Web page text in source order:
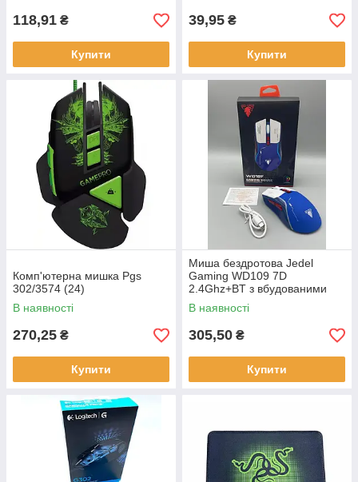
118,91 ₴
Купити
39,95 ₴
Купити
Комп'ютерна мишка Pgs
302/3574 (24)
В наявності
270,25 ₴
Купити
Миша бездротова Jedel
Gaming WD109 7D
2.4Ghz+BT з вбудованими
акумуляторами (500mAh)
В наявності
305,50 ₴
Купити